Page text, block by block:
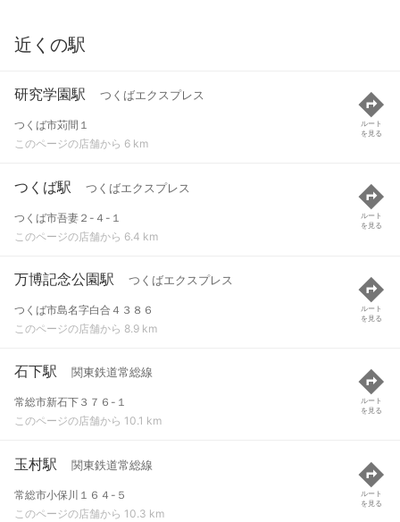
近くの駅
研究学園駅 つくばエクスプレス
つくば市苅間１
このページの店舗から 6 km
ルート
を見る
つくば駅 つくばエクスプレス
つくば市吾妻２-４-１
このページの店舗から 6.4 km
ルート
を見る
万博記念公園駅 つくばエクスプレス
つくば市島名字白合４３８６
このページの店舗から 8.9 km
ルート
を見る
石下駅 関東鉄道常総線
常総市新石下３７６-１
このページの店舗から 10.1 km
ルート
を見る
玉村駅 関東鉄道常総線
常総市小保川１６４-５
このページの店舗から 10.3 km
ルート
を見る